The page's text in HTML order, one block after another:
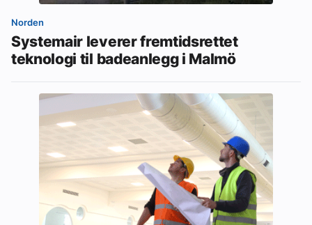
Norden
Systemair leverer fremtidsrettet
teknologi til badeanlegg i Malmö